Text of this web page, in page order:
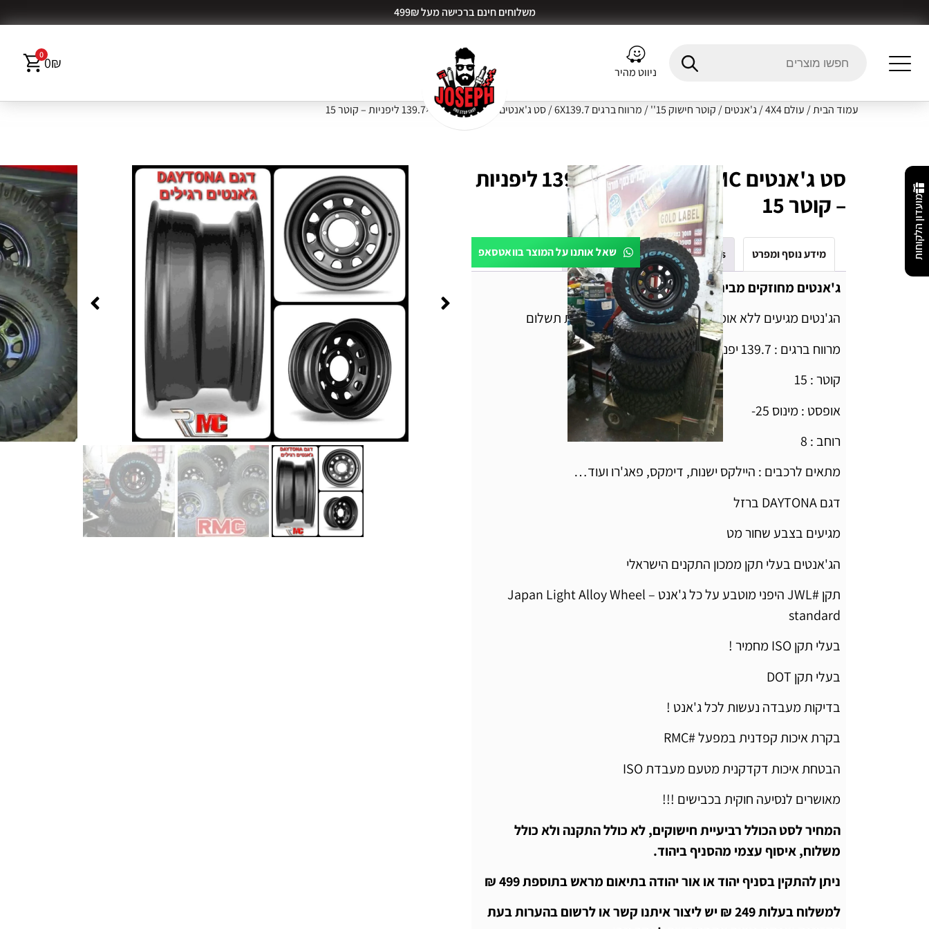
משלוחים חינם ברכישה מעל 499₪
ניווט מהיר
00₪
מועדון הלקוחות
עמוד הבית/ עולם 4X4 /ג'אנטים/ קוטר חישוק 15'' / מרווח ברגים 6X139.7 / סט ג'אנטים RMC מחוזקים 6×139.7 ליפניות – קוטר 15
סט ג'אנטים RMC מחוזקים 6×139.7 ליפניות
– קוטר 15
שאל אותנו על המוצר בוואטסאפ מידע נוסף ומפרט Fitment Details חוות דעת (0)
ג'אנטים מחוזקים מבית RMC_4X4
הג'נטים מגיעים ללא אומים , ניתן להוסיף אומים בתוספת תשלום
מרווח ברגים : 139.7 יפניות
קוטר : 15
אופסט : מינוס 25-
רוחב : 8
מתאים לרכבים : היילקס ישנות, דימקס, פאג'רו ועוד…
דגם DAYTONA ברזל
מגיעים בצבע שחור מט
הג'אנטים בעלי תקן ממכון התקנים הישראלי
תקן #JWL היפני מוטבע על כל ג'אנט – Japan Light Alloy Wheel
standard
בעלי תקן ISO מחמיר !
בעלי תקן DOT
בדיקות מעבדה נעשות לכל ג'אנט !
בקרת איכות קפדנית במפעל #RMC
הבטחת איכות דקדקנית מטעם מעבדת ISO
מאושרים לנסיעה חוקית בכבישים !!!
המחיר לסט הכולל רביעיית חישוקים, לא כולל התקנה ולא כולל
משלוח, איסוף עצמי מהסניף ביהוד.
ניתן להתקין בסניף יהוד או אור יהודה בתיאום מראש בתוספת 499 ₪
למשלוח בעלות 249 ₪ יש ליצור איתנו קשר או לרשום בהערות בעת